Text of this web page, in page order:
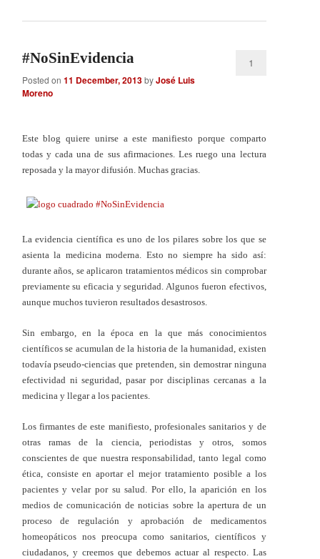
#NoSinEvidencia
Posted on 11 December, 2013byJosé Luis
Moreno
1
Este blog quiere unirse a este manifiesto porque comparto
todas y cada una de sus afirmaciones. Les ruego una lectura
reposada y la mayor difusión. Muchas gracias.
La evidencia científica es uno de los pilares sobre los que se
asienta la medicina moderna. Esto no siempre ha sido así:
durante años, se aplicaron tratamientos médicos sin comprobar
previamente su eficacia y seguridad. Algunos fueron efectivos,
aunque muchos tuvieron resultados desastrosos.
Sin embargo, en la época en la que más conocimientos
científicos se acumulan de la historia de la humanidad, existen
todavía pseudo-ciencias que pretenden, sin demostrar ninguna
efectividad ni seguridad, pasar por disciplinas cercanas a la
medicina y llegar a los pacientes.
Los firmantes de este manifiesto, profesionales sanitarios y de
otras ramas de la ciencia, periodistas y otros, somos
conscientes de que nuestra responsabilidad, tanto legal como
ética, consiste en aportar el mejor tratamiento posible a los
pacientes y velar por su salud. Por ello, la aparición en los
medios de comunicación de noticias sobre la apertura de un
proceso de regulación y aprobación de medicamentos
homeopáticos nos preocupa como sanitarios, científicos y
ciudadanos, y creemos que debemos actuar al respecto. Las